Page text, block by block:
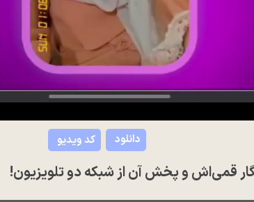
کد ویدیو دانلود
قمی‌اش و پخش آن از شبکه دو تلویزیون!